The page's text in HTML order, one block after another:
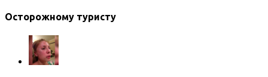
Осторожному туристу